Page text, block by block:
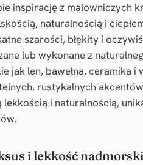
inspirację z malowniczych
naturalnością i
szarości, błękity i
lub wykonane z
jak len, bawełna, ceramika
rustykalnych
lekkością i naturalnością,
i lekkość